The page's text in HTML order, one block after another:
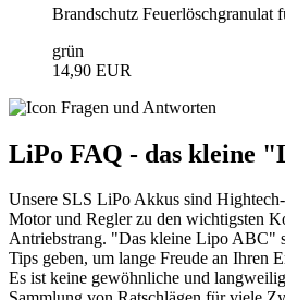
Brandschutz
grün
14,90 EUR
LiPo FAQ - das kleine
Unsere SLS LiPo Akkus sind
Motor und Regler zu den wichtigsten
Antriebstrang. "Das kleine Lipo ABC"
Tips geben, um lange Freude an Ihren
Es ist keine gewöhnliche und